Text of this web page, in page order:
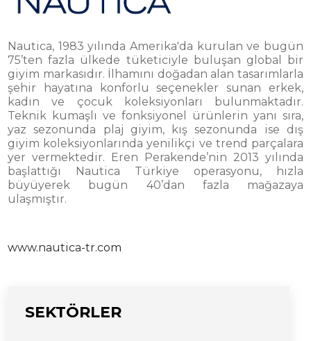
SEKTÖRLER
Nautica, 1983 yılında Amerika'da kurulan ve bugün
75’ten fazla ülkede tüketiciyle buluşan global bir
giyim markasıdır. İlhamını doğadan alan tasarımlarla
şehir hayatına konforlu seçenekler sunan erkek,
kadın ve çocuk koleksiyonları bulunmaktadır.
Teknik kumaşlı ve fonksiyonel ürünlerin yanı sıra,
yaz sezonunda plaj giyim, kış sezonunda ise dış
giyim koleksiyonlarında yenilikçi ve trend parçalara
yer vermektedir. Eren Perakende’nin 2013 yılında
başlattığı Nautica Türkiye operasyonu, hızla
büyüyerek bugün 40’dan fazla mağazaya
ulaşmıştır.
www.nautica-tr.com